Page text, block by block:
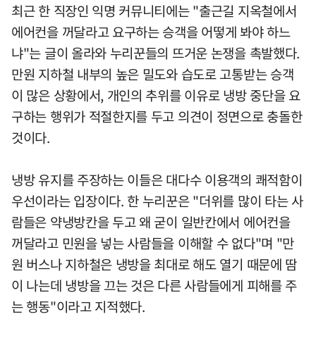
최근 한 직장인 익명 커뮤니티에는 "출근길 지옥철에서
에어컨을 꺼달라고 요구하는 승객을 어떻게 봐야 하느
냐"는 글이 올라와 누리꾼들의 뜨거운 논쟁을 촉발했다.
만원 지하철 내부의 높은 밀도와 습도로 고통받는 승객
이 많은 상황에서, 개인의 추위를 이유로 냉방 중단을 요
구하는 행위가 적절한지를 두고 의견이 정면으로 충돌한
것이다.
냉방 유지를 주장하는 이들은 대다수 이용객의 쾌적함이
우선이라는 입장이다. 한 누리꾼은 "더위를 많이 타는 사
람들은 약냉방칸을 두고 왜 굳이 일반칸에서 에어컨을
꺼달라고 민원을 넣는 사람들을 이해할 수 없다"며 "만
원 버스나 지하철은 냉방을 최대로 해도 열기 때문에 땀
이 나는데 냉방을 끄는 것은 다른 사람들에게 피해를 주
는 행동"이라고 지적했다.